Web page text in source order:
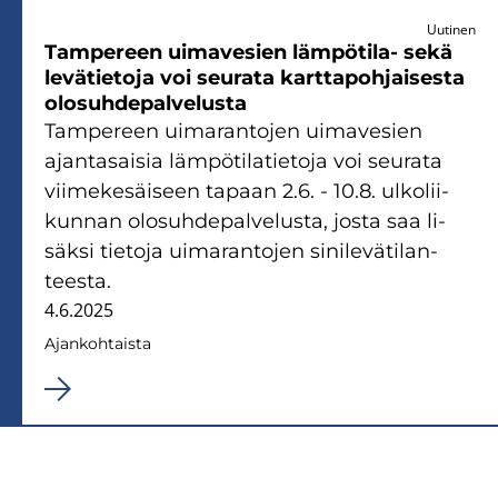
Uutinen
Tam­pe­reen ui­ma­ve­sien lämpötila-​ sekä
le­vä­tie­to­ja voi seu­ra­ta kart­ta­poh­jai­ses­ta
olo­suh­de­pal­ve­lus­ta
Tam­pe­reen ui­ma­ran­to­jen ui­ma­ve­sien
ajan­ta­sai­sia läm­pö­ti­la­tie­to­ja voi seu­ra­ta
vii­me­ke­säi­seen ta­paan 2.6. - 10.8. ul­ko­lii­
kun­nan olo­suh­de­pal­ve­lus­ta, josta saa li­
säk­si tie­to­ja ui­ma­ran­to­jen si­ni­le­vä­ti­lan­
tees­ta.
4.6.2025
Ajan­koh­tais­ta